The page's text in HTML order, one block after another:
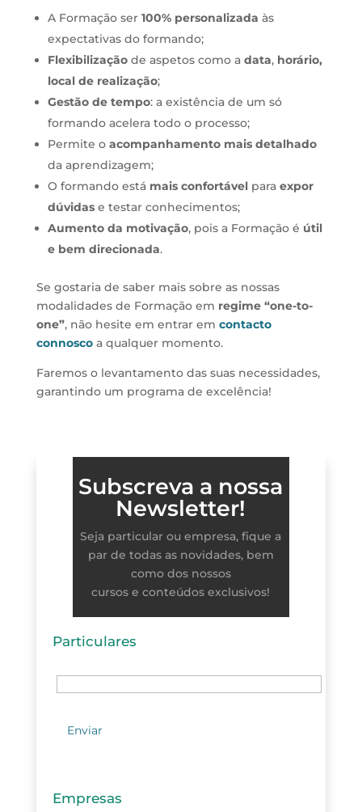
A Formação ser 100% personalizada às
expectativas do formando;
Flexibilizaçãode aspetos como a data, horário,
local de realização;
Gestão de tempo: a existência de um só
formando acelera todo o processo;
Permite o acompanhamento mais detalhado
da aprendizagem;
O formando está mais confortável para expor
dúvidase testar conhecimentos;
Aumento da motivação, pois a Formação é útil
e bem direcionada.
Se gostaria de saber mais sobre as nossas
modalidades de Formação em regime “one-to-
one”, não hesite em entrar em contacto
connoscoa qualquer momento.
Faremos o levantamento das suas necessidades,
garantindo um programa de excelência!
Subscreva a nossa
Newsletter!
Seja particular ou empresa, fique a
par de todas as novidades, bem
como dos nossos
cursos e conteúdos exclusivos!
Particulares
Empresas